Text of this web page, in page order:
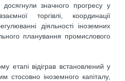
досягнули значного прогресу у
торгівлі, координації
діяльності іноземних
планування промислового
етапі відіграв встановлений у
стосовно іноземного капіталу,